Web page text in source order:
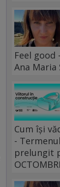
Feel good
Ana Maria
Cum își
-
prelungit